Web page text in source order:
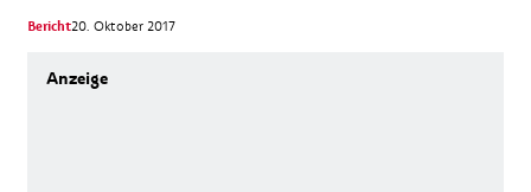
Bericht20. Oktober 2017